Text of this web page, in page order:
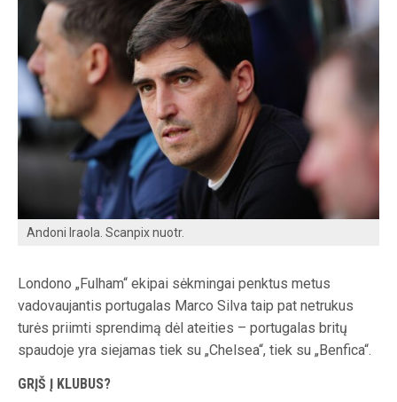
Andoni Iraola. Scanpix nuotr.
Londono „Fulham“ ekipai sėkmingai penktus metus
vadovaujantis portugalas Marco Silva taip pat netrukus
turės priimti sprendimą dėl ateities – portugalas britų
spaudoje yra siejamas tiek su „Chelsea“, tiek su „Benfica“.
GRĮŠ Į KLUBUS?